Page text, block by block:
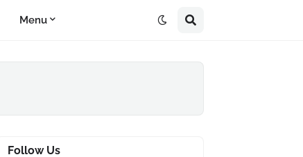
Menu
Follow Us